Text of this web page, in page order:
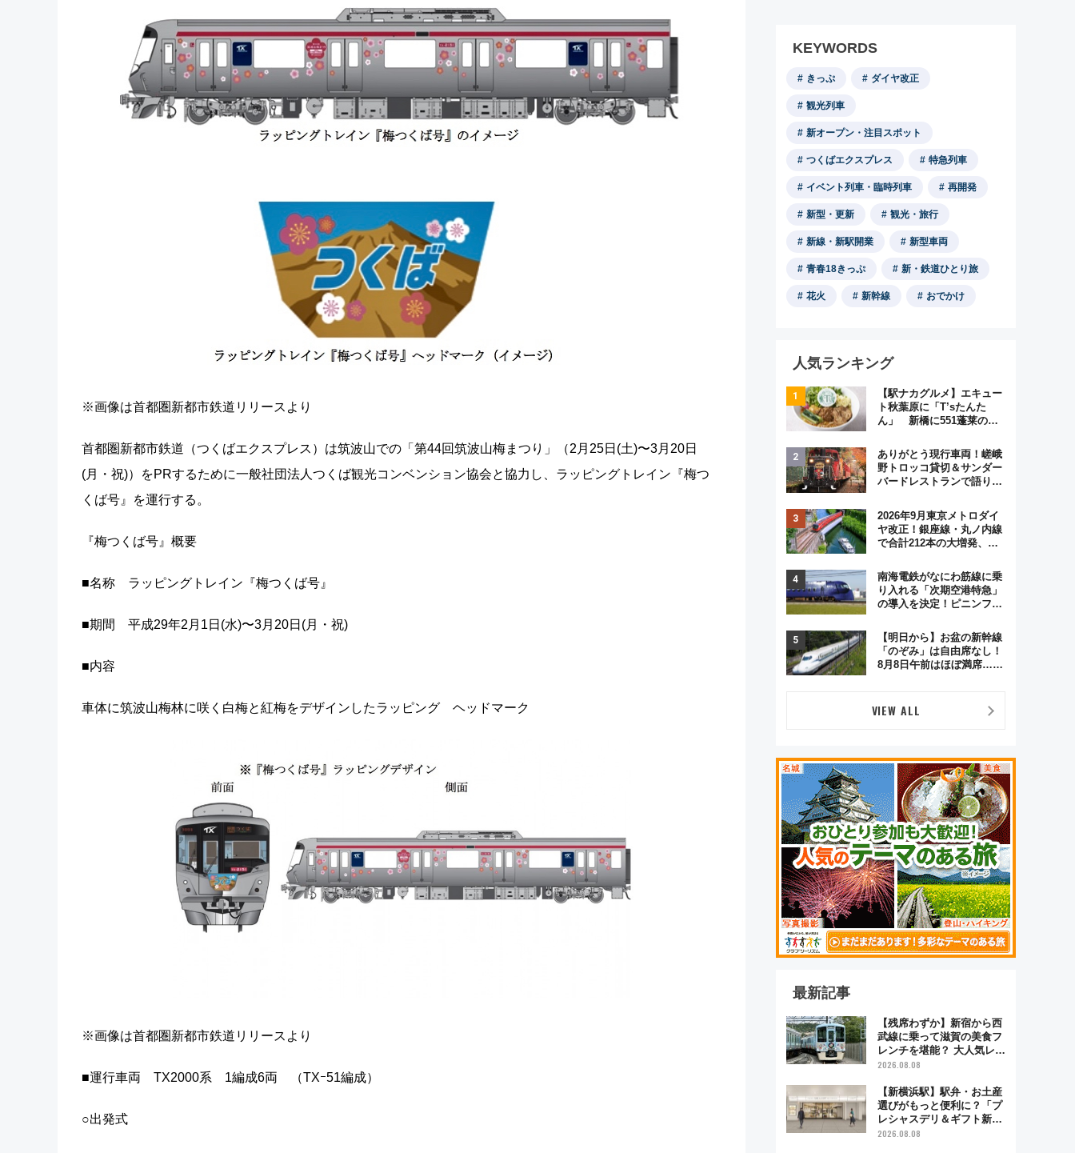
※画像は首都圏新都市鉄道リリースより
首都圏新都市鉄道（つくばエクスプレス）は筑波山での「第44回筑波山梅まつり」（2月25日(土)〜3月20日
(月・祝)）をPRするために一般社団法人つくば観光コンベンション協会と協力し、ラッピングトレイン『梅つ
くば号』を運行する。
『梅つくば号』概要
■名称 ラッピングトレイン『梅つくば号』
■期間 平成29年2月1日(水)〜3月20日(月・祝)
■内容
車体に筑波山梅林に咲く白梅と紅梅をデザインしたラッピング ヘッドマーク
※画像は首都圏新都市鉄道リリースより
■運行車両 TX2000系 1編成6両 （TXｰ51編成）
○出発式
KEYWORDS
きっぷ ダイヤ改正
観光列車
新オープン・注目スポット
つくばエクスプレス 特急列車
イベント列車・臨時列車 再開発
新型・更新 観光・旅行
新線・新駅開業 新型車両
青春18きっぷ 新・鉄道ひとり旅
花火 新幹線 おでかけ
人気ランキング
【駅ナカグルメ】エキュー
ト秋葉原に「T’sたんた
ん」 新橋に551蓬莱の
オムライス専門店「肉とた
まご」新グルメ続々登場！
【2026年8月】
ありがとう現行車両！嵯峨
野トロッコ貸切＆サンダー
バードレストランで語り合
原トシヒロと行く！9月13
日「京都の鉄道満喫ツア
ー」開催
2026年9月東京メトロダイ
ヤ改正！銀座線・丸ノ内線
で合計212本の大増発、混
南海電鉄がなにわ筋線に乗
り入れる「次期空港特急」
の導入を決定！ピニンファ
デザイン
【明日から】お盆の新幹線
「のぞみ」は自由席なし！
8月8日午前はほぼ満席…で
「空席」探しのコツ
VIEW ALL
最新記事
【残席わずか】新宿から西
武線に乗って滋賀の美食フ
レンチを堪能？ 大人気レス
トラン列車「52席の至福」
の特別コラボ
2026.08.08
【新横浜駅】駅弁・お土産
選びがもっと便利に？「プ
レシャスデリ＆ギフト新横
浜」がオープン 場所や営
2026.08.08